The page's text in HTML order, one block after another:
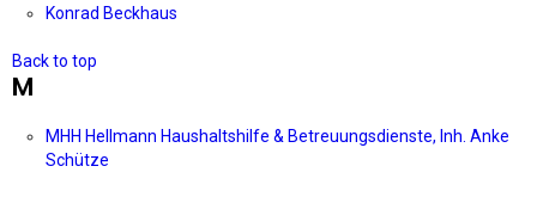
Konrad Beckhaus
Back to top
M
MHH Hellmann Haushaltshilfe & Betreuungsdienste, Inh. Anke
Schütze